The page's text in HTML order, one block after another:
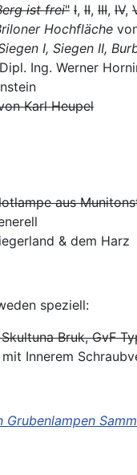
ist frei" I, II, III, IV,
Hochfläche
I, Siegen II,
Ing. Werner
Karl Heupel
aus
& dem Harz
speziell:
Bruk, GvF
Innerem
Grubenlampen